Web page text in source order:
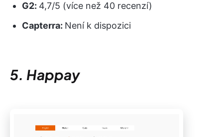
G2: 4,7/5 (více než 40 recenzí)
Capterra: Není k dispozici
5. Happay